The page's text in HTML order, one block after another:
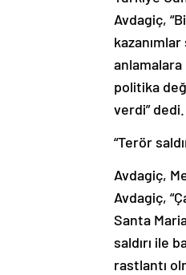
Avdagiç,
politika
verdi” dedi.
“Terör
Avdagiç,
Avdagiç,
Santa
saldırı ile
rastlantı